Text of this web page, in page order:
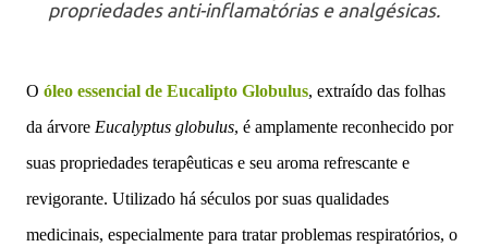
propriedades anti-inflamatórias e analgésicas.
O óleo essencial de Eucalipto Globulus, extraído das folhas
da árvore Eucalyptus globulus, é amplamente reconhecido por
suas propriedades terapêuticas e seu aroma refrescante e
revigorante. Utilizado há séculos por suas qualidades
medicinais, especialmente para tratar problemas respiratórios, o